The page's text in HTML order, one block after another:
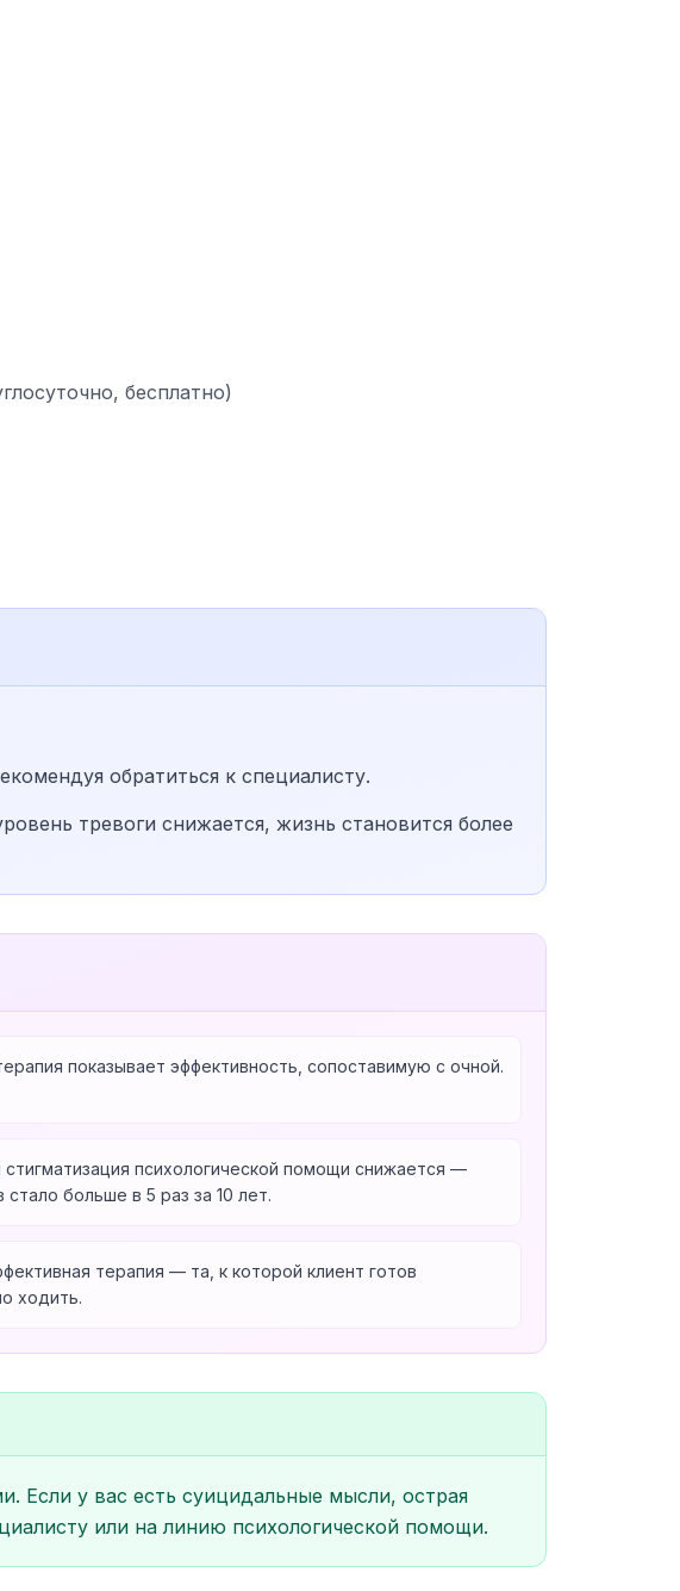
бесплатно)
обратиться к специалисту.
тревоги снижается, жизнь становится более
показывает эффективность, сопоставимую с очной.
стигматизация психологической помощи снижается —
стало больше в 5 раз за 10 лет.
терапия — та, к которой клиент готов
ходить.
Если у вас есть суицидальные мысли, острая
или на линию психологической помощи.